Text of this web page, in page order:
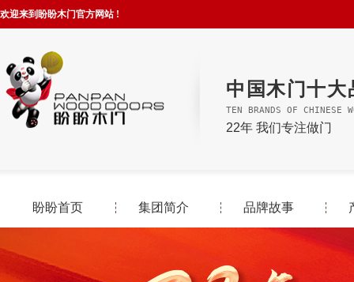
欢迎来到盼盼木门官方网站 !
中国木门十大
TEN BRANDS OF CHINESE
22年 我们专注做门
盼盼首页 集团简介 品牌故事